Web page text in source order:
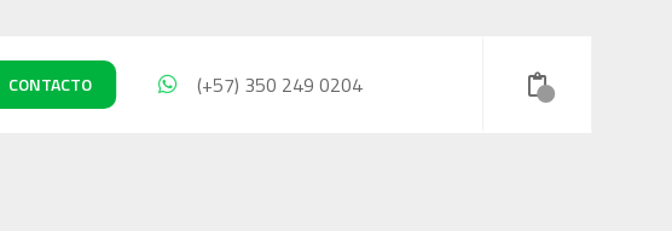
CONTACTO (+57) 350 249 0204